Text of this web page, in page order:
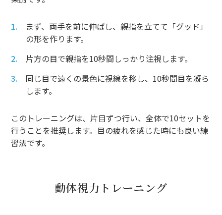
まず、両手を前に伸ばし、親指を立てて「グッド」
の形を作ります。
片方の目で親指を10秒間しっかり注視します。
同じ目で遠くの景色に視線を移し、10秒間目を凝ら
します。
このトレーニングは、片目ずつ行い、全体で10セットを
行うことを推奨します。目の疲れを感じた時にも良い練
習法です。
動体視力トレーニング